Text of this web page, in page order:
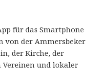
für das Smartphone
von der Ammersbeker
der Kirche, der
Vereinen und lokaler